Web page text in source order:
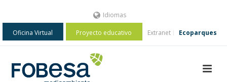
Idiomas
Oficina Virtual Proyecto educativo Extranet Ecoparques